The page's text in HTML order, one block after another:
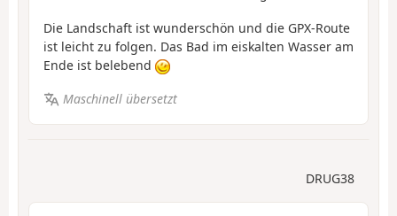
Die Landschaft ist wunderschön und die GPX-Route
ist leicht zu folgen. Das Bad im eiskalten Wasser am
Ende ist belebend
Maschinell übersetzt
DRUG38